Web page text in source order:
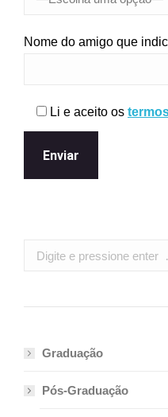
Nome do amigo que
Li e aceito os
Search:
Graduação
Pós-Graduação